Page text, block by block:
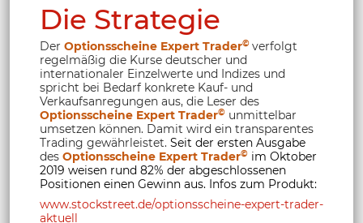
Die Strategie
Der Optionsscheine Expert Trader© verfolgt
regelmäßig die Kurse deutscher und
internationaler Einzelwerte und Indizes und
spricht bei Bedarf konkrete Kauf- und
Verkaufsanregungen aus, die Leser des
Optionsscheine Expert Trader© unmittelbar
umsetzen können. Damit wird ein transparentes
Trading gewährleistet. Seit der ersten Ausgabe
des Optionsscheine Expert Trader© im Oktober
2019 weisen rund 82% der abgeschlossenen
Positionen einen Gewinn aus. Infos zum Produkt:
www.stockstreet.de/optionsscheine-expert-trader-
aktuell